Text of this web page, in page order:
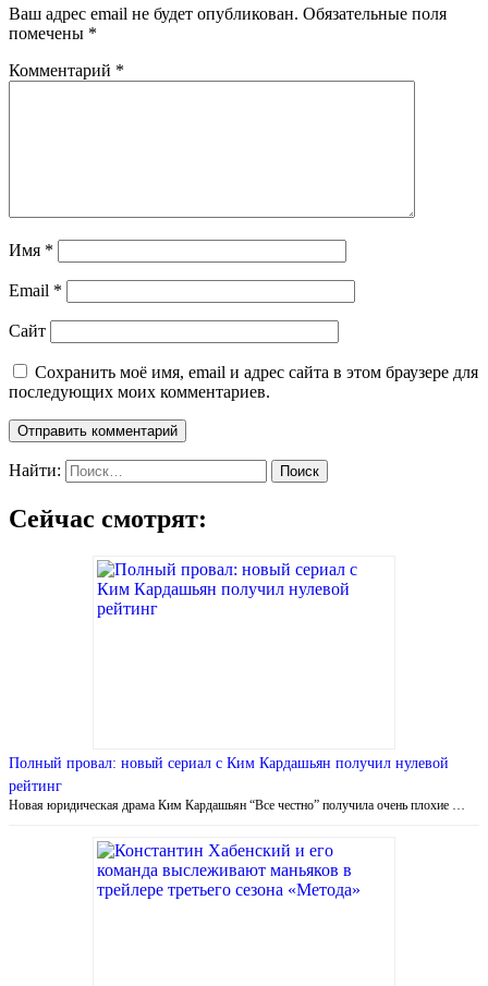
Ваш адрес email не будет опубликован. Обязательные поля
помечены *
Комментарий *
Имя *
Email *
Сайт
Сохранить моё имя, email и адрес сайта в этом браузере для
последующих моих комментариев.
Найти:
Сейчас смотрят:
Полный провал: новый сериал c Ким Кардашьян получил нулевой
рейтинг
Новая юридическая драма Ким Кардашьян “Все честно” получила очень плохие …